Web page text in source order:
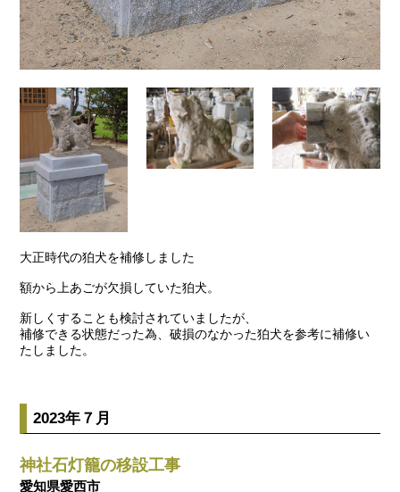
大正時代の狛犬を補修しました
額から上あごが欠損していた狛犬。
新しくすることも検討されていましたが、
補修できる状態だった為、破損のなかった狛犬を参考に補修い
たしました。
2023年７月
神社石灯籠の移設工事
愛知県愛西市